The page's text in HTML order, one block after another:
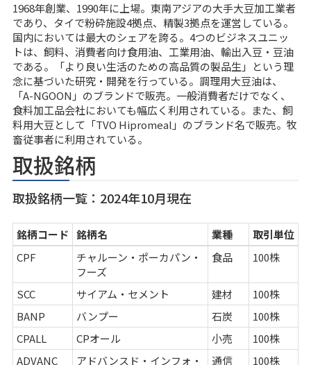
1968年創業、1990年に上場。東南アジアの大手大豆加工業者
であり、タイで粉砕施設4拠点、精製3拠点を運営している。
国内においては最大のシェアを誇る。4つのビジネスユニッ
トは、飼料、消費者向け食用油、工業用油、輸出入豆・豆油
である。「より良い生活のための高品質の製品生」という理
念に基づいた研究・開発を行っている。調理用大豆油は、
「A-NGOON」のブランドで販売。一般消費者だけでなく、
食料加工品会社においても幅広く利用されている。また、飼
料用大豆として「TVO Hipromeal」のブランド名で販売。牧
畜従事者に利用されている。
取扱銘柄
取扱銘柄一覧：2024年10月現在
銘柄コード 銘柄名 業種
取引単位
CPF
チャルーン・ポーカパン・
フーズ
食品 100株
SCC サイアム・セメント 建材
100株
BANP
バンプー 石炭
100株
CPALL
CPオール 小売
100株
ADVANC
アドバンスド・インフォ・
通信 100株